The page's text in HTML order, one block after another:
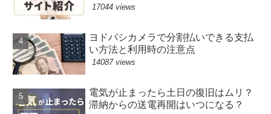
17044 views
ヨドバシカメラで分割払いできる支払
い方法と利用時の注意点
14087 views
電気が止まったら土日の復旧はムリ？
滞納からの送電再開はいつになる？